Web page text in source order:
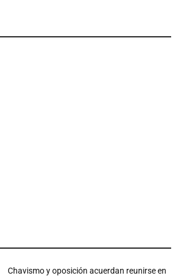
Chavismo y oposición acuerdan reunirse en